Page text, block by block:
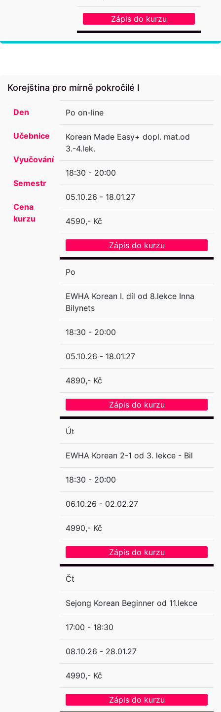
Zápis do kurzu
Korejština pro mírně pokročilé I
Den
Učebnice
Vyučování
Semestr
Cena
kurzu
Po on-line
Korean Made Easy+ dopl. mat.od
3.-4.lek.
18:30 - 20:00
05.10.26 - 18.01.27
4590,- Kč
Zápis do kurzu
Po
EWHA Korean I. díl od 8.lekce Inna
Bilynets
18:30 - 20:00
05.10.26 - 18.01.27
4890,- Kč
Zápis do kurzu
Út
EWHA Korean 2-1 od 3. lekce - Bil
18:30 - 20:00
06.10.26 - 02.02.27
4990,- Kč
Zápis do kurzu
Čt
Sejong Korean Beginner od 11.lekce
17:00 - 18:30
08.10.26 - 28.01.27
4990,- Kč
Zápis do kurzu